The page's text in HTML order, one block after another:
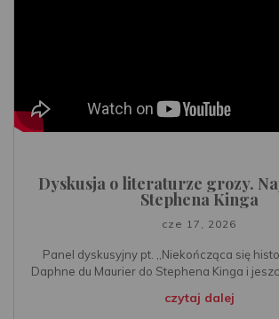
Dyskusja o literaturze grozy.
Stephena Kinga
cze 17, 2026
Panel dyskusyjny pt. ,,Niekończąca się
Daphne du Maurier do Stephena Kinga i
czytaj dalej